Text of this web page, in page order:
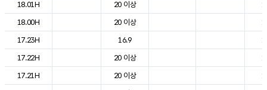
18.01H
20 이상
18.00H
20 이상
17.23H
16.9
17.22H
20 이상
17.21H
20 이상